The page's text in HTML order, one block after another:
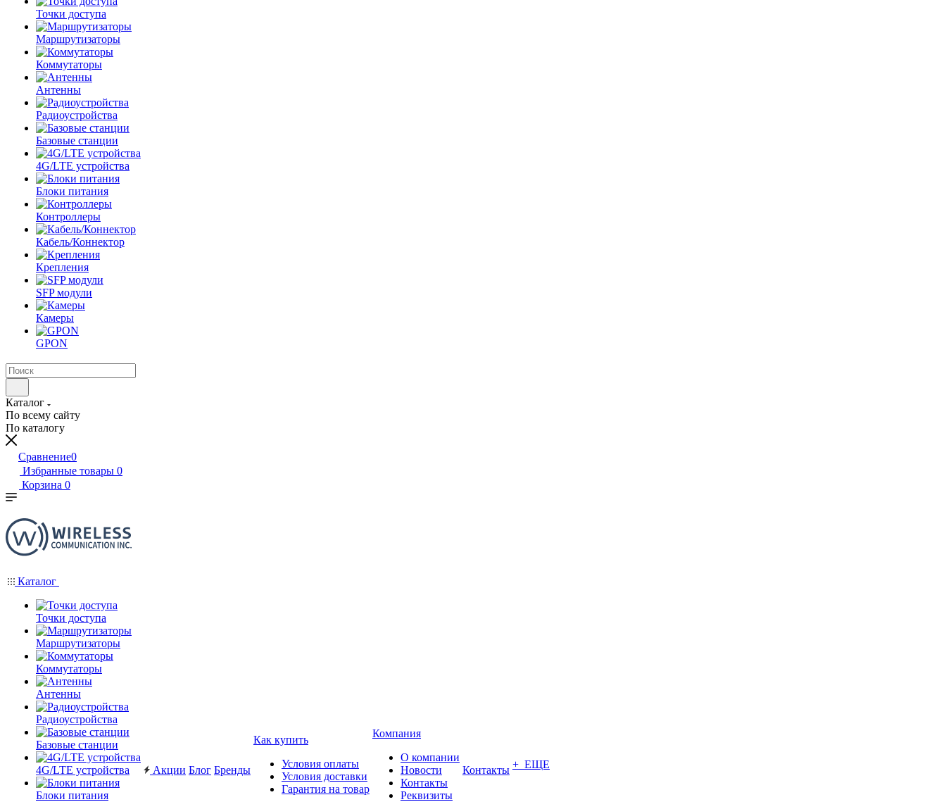
Точки доступа
Маршрутизаторы
Коммутаторы
Антенны
Радиоустройства
Базовые станции
4G/LTE устройства
Блоки питания
Контроллеры
Кабель/Коннектор
Крепления
SFP модули
Камеры
GPON
Каталог
По всему сайту
По каталогу
Сравнение0
Избранные товары 0
Корзина 0
Каталог
Точки доступа
Маршрутизаторы
Коммутаторы
Антенны
Радиоустройства
Базовые станции
4G/LTE устройства
Блоки питания
Акции Блог Бренды
Как купить
Условия оплаты
Условия доставки
Гарантия на товар
Компания
О компании
Новости
Контакты
Реквизиты
Контакты + ЕЩЕ